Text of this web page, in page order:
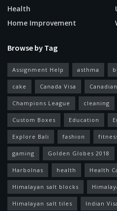
Health
Home Improvement
Browse by Tag
Assignment Help asthma
cake Canada Visa
Champions League cleaning
Custom Boxes Education
Explore Bali fashion
gaming Golden Globes 2018
Harbolnas health Health
Himalayan salt blocks
Himalayan salt tiles Indian